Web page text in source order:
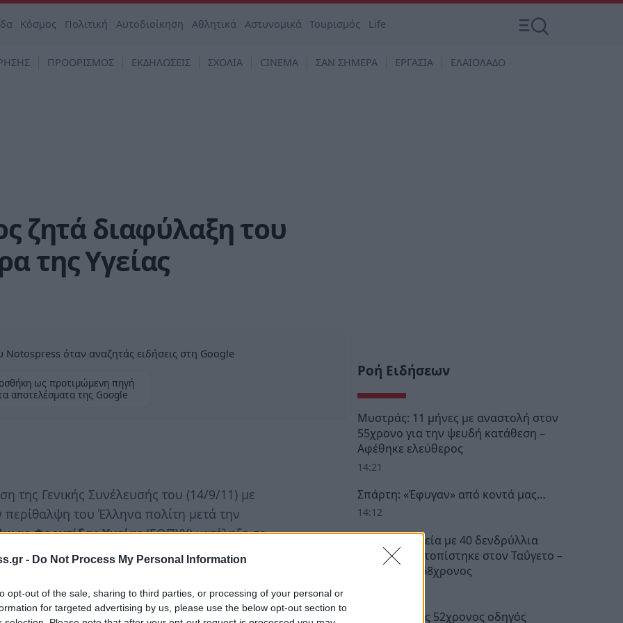
- Do Not Process My Personal Information
opt-out of the sale, sharing to third parties, or processing of your personal or
for targeted advertising by us, please use the below opt-out section to
Κόσμος Πολιτική Αυτοδιοίκηση Αθλητικά Αστυνομικά Τουρισμός Life
ΠΡΟΟΡΙΣΜΟΣ ΕΚΔΗΛΩΣΕΙΣ ΣΧΟΛΙΑ CINEMA ΣΑΝ ΣΗΜΕΡΑ ΕΡΓΑΣΙΑ ΕΛΑΙΟΛΑΔΟ
ζητά διαφύλαξη του
της Υγείας
όταν αναζητάς ειδήσεις στη Google
ως προτιμώμενη πηγή
αποτελέσματα της Google
της Γενικής Συνέλευσής του (14/9/11) με
του Έλληνα πολίτη μετά την
Φροντίδας Υγείας(ΕΟΠΥΥ) κατέληξε σε
διαπίστωσή του ότι ο ΕΟΠΥΥ
προς την εξυπηρέτησηή τους σε
Ροή Ειδήσεων
Μυστράς: 11 μήνες με αναστολή στον
55χρονο για την ψευδή κατάθεση –
Αφέθηκε ελεύθερος
14:21
Σπάρτη: «Έφυγαν» από κοντά μας…
14:12
Σπάρτη: Φυτεία με 40 δενδρύλλια
κάνναβης εντοπίστηκε στον Ταΰγετο –
Συνελήφθη 68χρονος
Αίγιο: Νεκρός 52χρονος οδηγός